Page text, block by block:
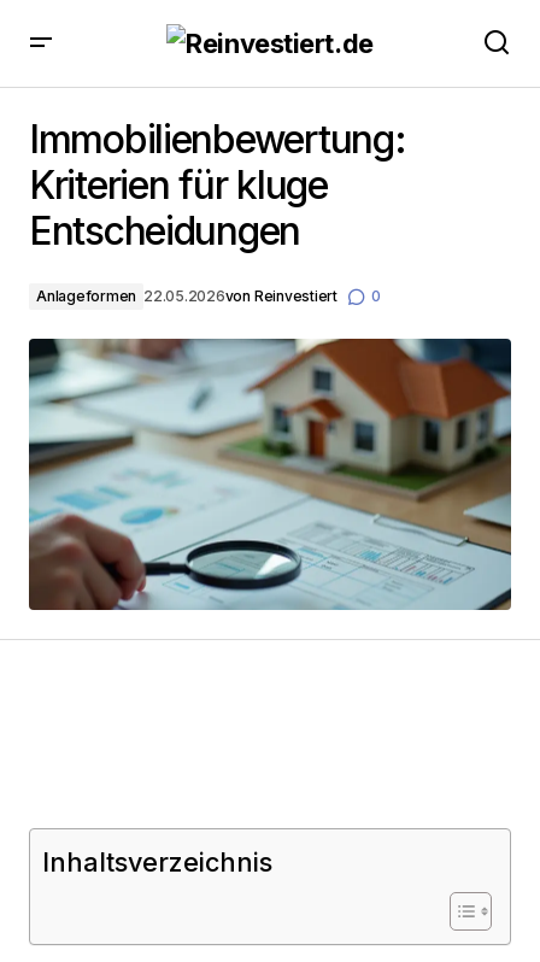
Entscheidungen
Immobilienbewertung:
Kriterien für kluge
Entscheidungen
Anlageformen 22.05.2026von Reinvestiert 0
Inhaltsverzeichnis